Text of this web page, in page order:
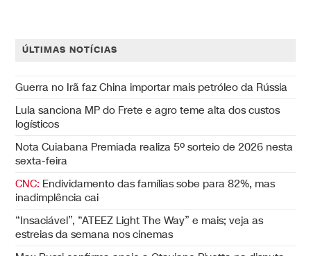
ÚLTIMAS NOTÍCIAS
Guerra no Irã faz China importar mais petróleo da Rússia
Lula sanciona MP do Frete e agro teme alta dos custos
logísticos
Nota Cuiabana Premiada realiza 5º sorteio de 2026 nesta
sexta-feira
CNC: Endividamento das famílias sobe para 82%, mas
inadimplência cai
“Insaciável”, “ATEEZ Light The Way” e mais; veja as
estreias da semana nos cinemas